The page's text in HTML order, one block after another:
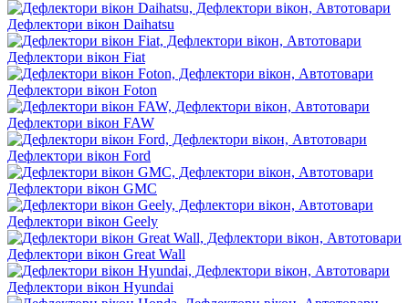
Дефлектори вікон Daihatsu
Дефлектори вікон Fiat
Дефлектори вікон Foton
Дефлектори вікон FAW
Дефлектори вікон Ford
Дефлектори вікон GMC
Дефлектори вікон Geely
Дефлектори вікон Great Wall
Дефлектори вікон Hyundai